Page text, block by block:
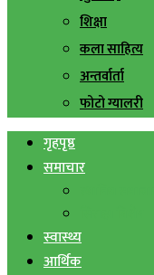
शिक्षा
कला साहित्य
अन्तर्वार्ता
फोटो ग्यालरी
गृहपृष्ठ
समाचार
स्वास्थ्य
आर्थिक